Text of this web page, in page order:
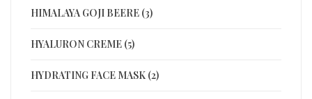
HIMALAYA GOJI BEERE (3)
HYALURON CREME (5)
HYDRATING FACE MASK (2)